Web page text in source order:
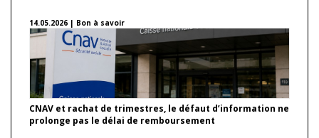
14.05.2026 | Bon à savoir
CNAV et rachat de trimestres, le défaut d’information ne
prolonge pas le délai de remboursement